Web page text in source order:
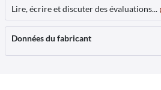
Lire, écrire et discuter des évaluations...
Données du fabricant